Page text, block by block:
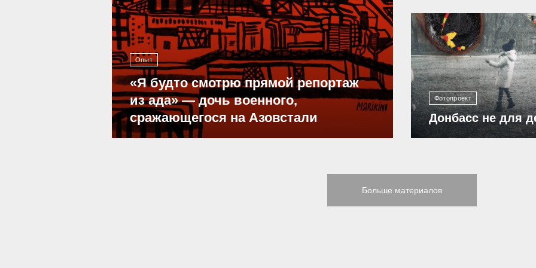
Опыт
«Я будто смотрю прямой репортаж
из ада» — дочь военного,
сражающегося на Азовстали
Фотопроект
Донбасс не для
12 302
Больше материалов